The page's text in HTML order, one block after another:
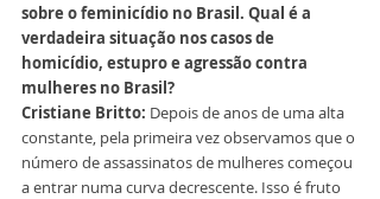
sobre o feminicídio no Brasil. Qual é a
verdadeira situação nos casos de
homicídio, estupro e agressão contra
mulheres no Brasil?
Cristiane Britto: Depois de anos de uma alta
constante, pela primeira vez observamos que o
número de assassinatos de mulheres começou
a entrar numa curva decrescente. Isso é fruto